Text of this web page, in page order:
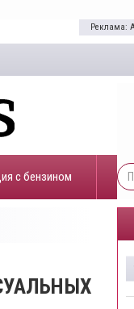
Реклама:
с бензином